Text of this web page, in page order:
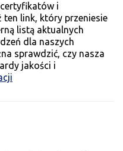
i
ten link, który przeniesie
listą aktualnych
dla naszych
sprawdzić, czy nasza
jakości i